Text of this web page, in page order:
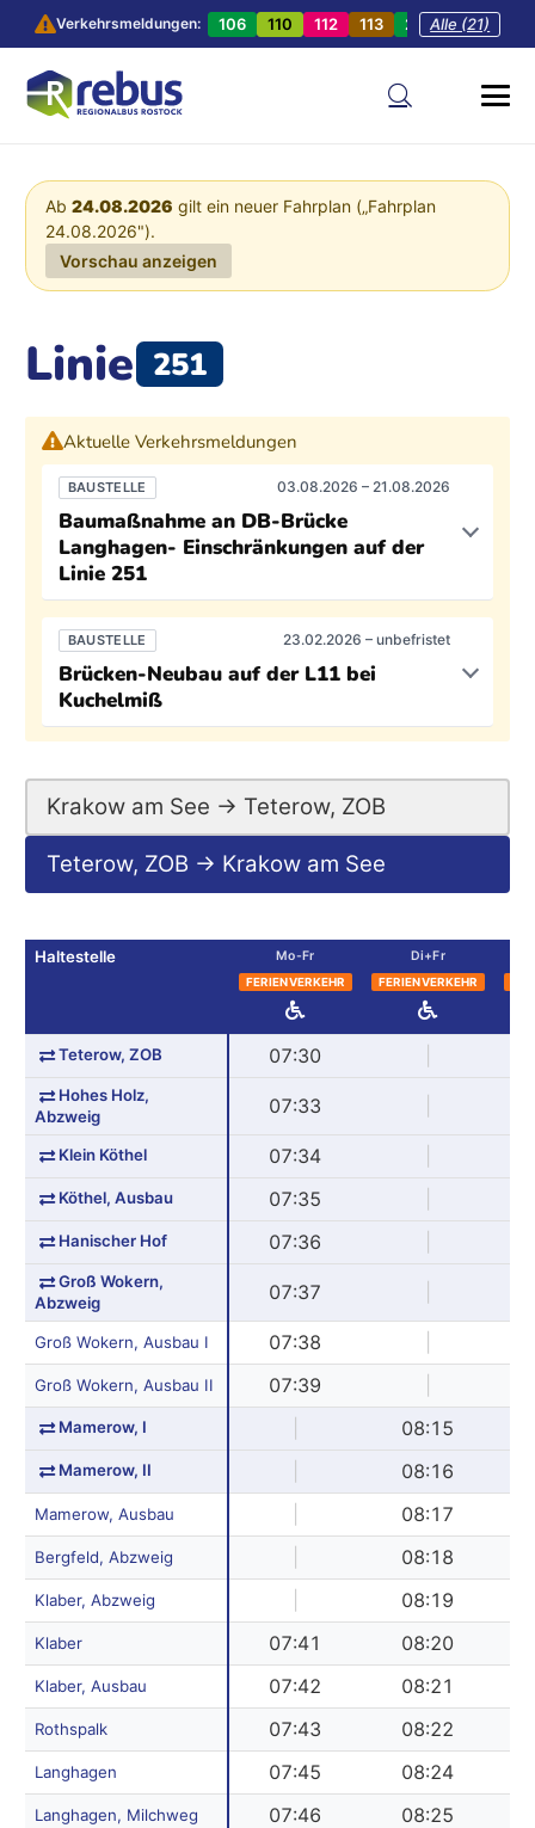
Verkehrsmeldungen: 106 110 112 113 201 202
Alle (21)
Ab 24.08.2026 gilt ein neuer Fahrplan („Fahrplan
24.08.2026").
Vorschau anzeigen
Linie 251
Aktuelle Verkehrsmeldungen
BAUSTELLE 03.08.2026 – 21.08.2026
Baumaßnahme an DB-Brücke
Langhagen- Einschränkungen auf der
Linie 251
BAUSTELLE 23.02.2026 – unbefristet
Brücken-Neubau auf der L11 bei
Kuchelmiß
Krakow am See → Teterow, ZOB
Teterow, ZOB → Krakow am See
Haltestelle Mo-Fr
FERIENVERKEHR
Di+Fr
FERIENVERKEHR
Teterow, ZOB 07:30
Hohes Holz,
Abzweig
07:33
Klein Köthel 07:34
Köthel, Ausbau 07:35
Hanischer Hof 07:36
Groß Wokern,
Abzweig
07:37
Groß Wokern, Ausbau I 07:38
Groß Wokern, Ausbau II 07:39
Mamerow, I 08:15
Mamerow, II 08:16
Mamerow, Ausbau 08:17
Bergfeld, Abzweig 08:18
Klaber, Abzweig 08:19
Klaber 07:41 08:20
Klaber, Ausbau 07:42 08:21
Rothspalk 07:43 08:22
Langhagen 07:45 08:24
Langhagen, Milchweg 07:46 08:25